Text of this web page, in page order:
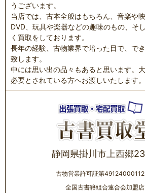
うございます。
当店では、古本全般はもちろん、音楽や
DVD、玩具や楽器などの趣味のもの、そ
く買取をしております。
長年の経験、古物業界で培った目で、で
致します。
中には思い出の品々もあると思います。
必要とされている方へお渡しいたします。
静岡県掛川市上西郷
古物営業許可証第
全国古書籍組合連合会加盟店